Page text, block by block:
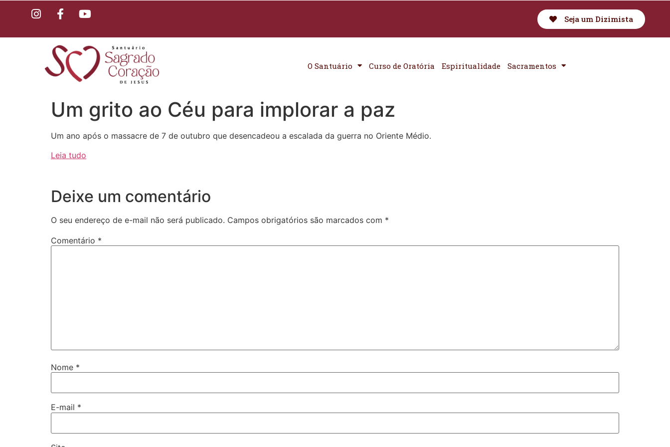
Seja um Dizimista
O Santuário Curso de Oratória Espiritualidade Sacramentos
Um grito ao Céu para implorar a paz
Um ano após o massacre de 7 de outubro que desencadeou a escalada da guerra no Oriente Médio.
Leia tudo
Deixe um comentário
O seu endereço de e-mail não será publicado. Campos obrigatórios são marcados com *
Comentário *
Nome *
E-mail *